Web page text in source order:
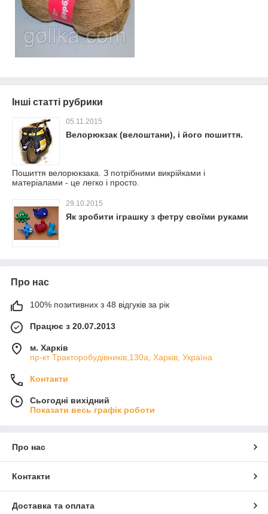
Інші статті рубрики
05.11.2015
Велорюкзак (велоштани), і його пошиття.
Пошиття велорюкзака. З потрібними викрійками і
матеріалами - це легко і просто.
29.10.2015
Як зробити іграшку з фетру своїми руками
Про нас
100% позитивних з 48 відгуків за рік
Працює з 20.07.2013
м. Харків
пр-кт Тракторобудівників,130а, Харків, Україна
Контакти
Сьогодні вихідний
Показати весь графік роботи
Про нас
Контакти
Доставка та оплата